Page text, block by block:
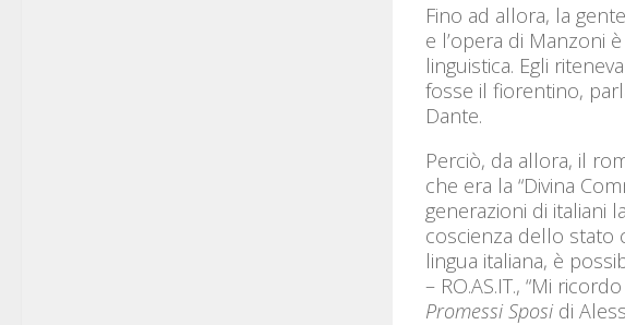
Fino ad allora, la
e l’opera di Manzoni
linguistica. Egli
fosse il fiorentino,
Dante.
Perciò, da allora, il
che era la “Divina
generazioni di italiani
coscienza dello stato
lingua italiana, è
– RO.AS.IT., “Mi
Promessi Sposi di